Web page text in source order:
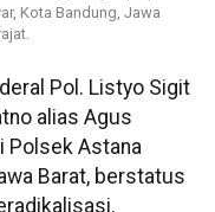
Kota Bandung, Jawa
Pol. Listyo Sigit
alias Agus
Polsek Astana
Barat, berstatus